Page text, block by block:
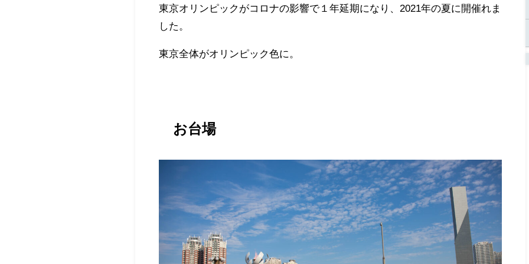
東京オリンピックがコロナの影響で１年延期になり、2021年の夏に開催れま
した。
東京全体がオリンピック色に。
お台場